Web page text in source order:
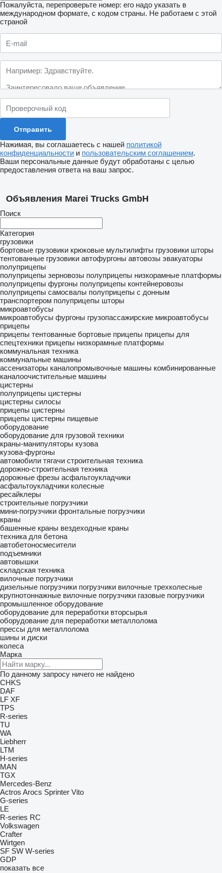
Пожалуйста, перепроверьте номер: его надо указать в
международном формате, с кодом страны. Не работаем с этой
страной
Нажимая, вы соглашаетесь с нашей политикой
конфиденциальности и пользовательским соглашением.
Ваши персональные данные будут обработаны с целью
предоставления ответа на ваш запрос.
Объявления Marei Trucks GmbH
Поиск
Категория
грузовики
бортовые грузовики крюковые мультилифты грузовики шторы
тентованные грузовики автофургоны автовозы эвакуаторы
полуприцепы
полуприцепы зерновозы полуприцепы низкорамные платформы
полуприцепы фургоны полуприцепы контейнеровозы
полуприцепы самосвалы полуприцепы с донным
транспортером полуприцепы шторы
микроавтобусы
микроавтобусы фургоны грузопассажирские микроавтобусы
прицепы
прицепы тентованные бортовые прицепы прицепы для
спецтехники прицепы низкорамные платформы
коммунальная техника
коммунальные машины
ассенизаторы каналопромывочные машины комбинированные
каналоочистительные машины
цистерны
полуприцепы цистерны
цистерны силосы
прицепы цистерны
прицепы цистерны пищевые
оборудование
оборудование для грузовой техники
краны-манипуляторы кузова
кузова-фургоны
автомобили тягачи строительная техника
дорожно-строительная техника
дорожные фрезы асфальтоукладчики
асфальтоукладчики колесные
ресайклеры
строительные погрузчики
мини-погрузчики фронтальные погрузчики
краны
башенные краны вездеходные краны
техника для бетона
автобетоносмесители
подъемники
автовышки
складская техника
вилочные погрузчики
дизельные погрузчики погрузчики вилочные трехколесные
крупнотоннажные вилочные погрузчики газовые погрузчики
промышленное оборудование
оборудование для переработки вторсырья
оборудование для переработки металлолома
прессы для металлолома
шины и диски
колеса
Марка
По данному запросу ничего не найдено
CHKS
DAF
LF XF
TPS
R-series
TU
WA
Liebherr
LTM
H-series
MAN
TGX
Mercedes-Benz
Actros Arocs Sprinter Vito
G-series
LE
R-series RC
Volkswagen
Crafter
Wirtgen
SF SW W-series
GDP
показать все